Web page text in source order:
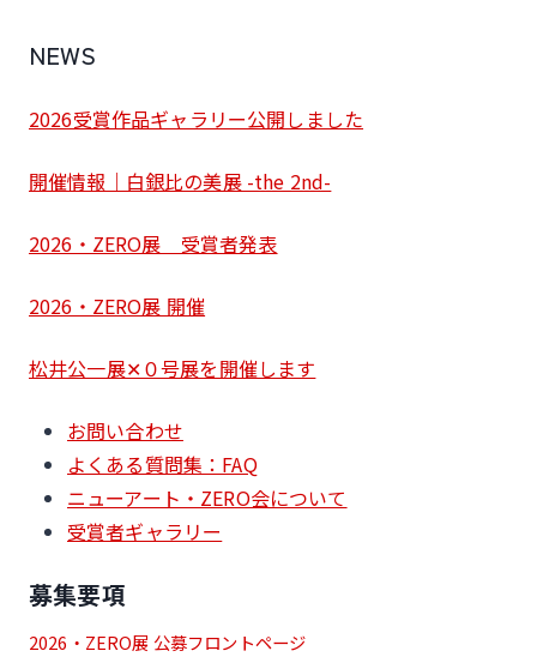
シ
ョ
NEWS
2026受賞作品ギャラリー公開しました
開催情報｜白銀比の美展 -the 2nd-
2026・ZERO展 受賞者発表
2026・ZERO展 開催
松井公一展✕０号展を開催します
お問い合わせ
よくある質問集：FAQ
ニューアート・ZERO会について
受賞者ギャラリー
募集要項
2026・ZERO展 公募フロントページ